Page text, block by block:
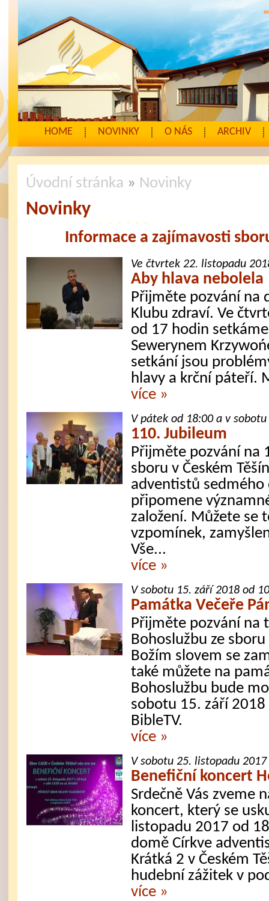
HOME NOVINKY O NÁS ARCHIV
Úvodní stránka » Novinky
Novinky
Informace a zajímavosti
Ve čtvrtek 22. listopadu
Aby hlava nebolela
Přijměte pozvání na
Klubu zdraví. Ve
od 17 hodin
Sewerynem
setkání jsou
hlavy a krční páteří.
více »
V pátek od 18:00 a v
110. Jubileum
Přijměte pozvání na
sboru v Českém
adventistů sedmého
připomene
založení. Můžete se
vzpomínek,
Vše...
více »
V sobotu 15. září 2018 od
Památka Večeře
Přijměte pozvání na
Bohoslužbu ze sboru
Božím slovem se
také můžete na
Bohoslužbu bude
sobotu 15. září
BibleTV.
více »
V sobotu 25. listopadu
Benefiční koncert
Srdečně Vás zveme
koncert, který se
listopadu 2017 od
domě Církve
Krátká 2 v Českém
hudební zážitek v
více »